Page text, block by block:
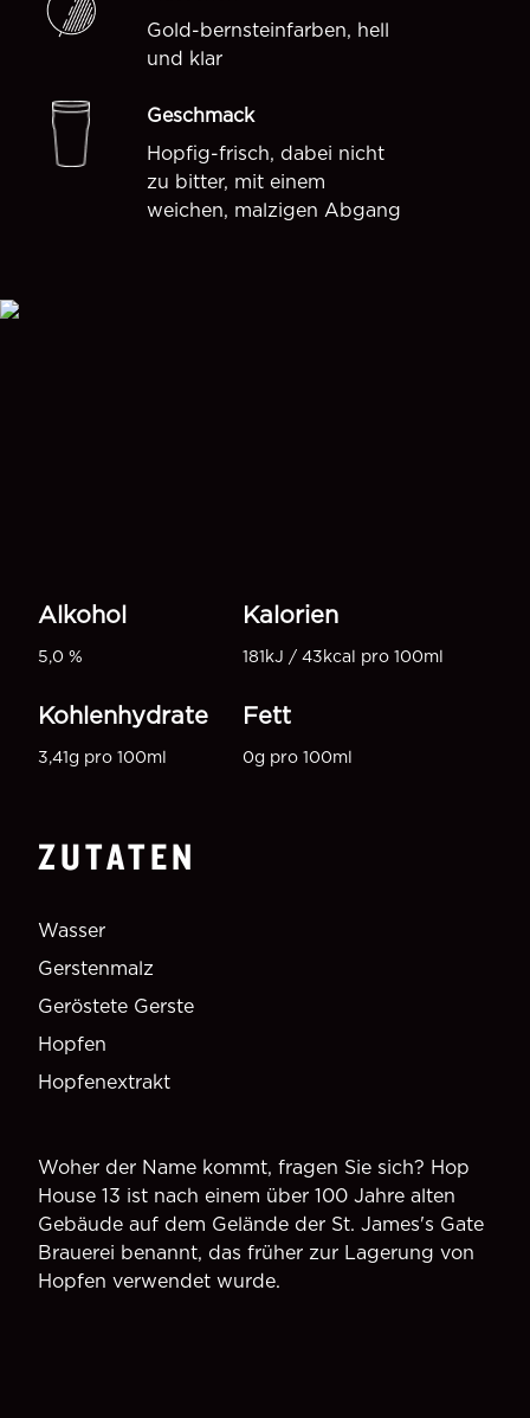
Gold-bernsteinfarben, hell
und klar
Geschmack
Hopfig-frisch, dabei nicht
zu bitter, mit einem
weichen, malzigen Abgang
Alkohol
5,0 %
Kalorien
181kJ / 43kcal pro 100ml
Kohlenhydrate
3,41g pro 100ml
Fett
0g pro 100ml
ZUTATEN
Wasser
Gerstenmalz
Geröstete Gerste
Hopfen
Hopfenextrakt
Woher der Name kommt, fragen Sie sich? Hop
House 13 ist nach einem über 100 Jahre alten
Gebäude auf dem Gelände der St. James's Gate
Brauerei benannt, das früher zur Lagerung von
Hopfen verwendet wurde.